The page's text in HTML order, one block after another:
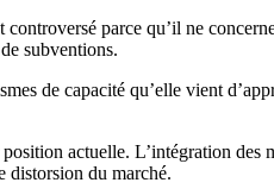
parce qu’il ne
subventions.
de capacité qu’elle vient
actuelle. L’intégration des
distorsion du marché.